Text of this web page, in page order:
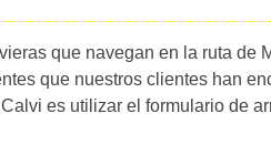
que navegan en la ruta de
que nuestros clientes han
es utilizar el formulario de